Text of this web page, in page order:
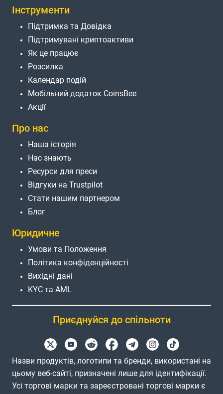
Інструменти
Підтримка та Довідка
Підтримувані криптоактиви
Як це працює
Розсилка
Календар подій
Мобільний додаток CoinsBee
Акції
Про нас
Наша історія
Нас знають
Ресурси для преси
Відгуки на Trustpilot
Стати нашим партнером
Блог
Юридичне
Умови та Положення
Політика конфіденційності
Вихідні дані
KYC та AML
Приєднуйся до спільноти
Назви продуктів, логотипи та бренди, використані на
цьому веб-сайті, призначені лише для ідентифікації.
Усі торгові марки та зареєстровані торгові марки є